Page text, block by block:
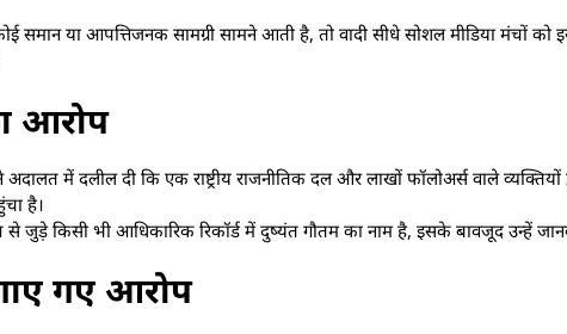
समान या आपत्तिजनक सामग्री सामने आती है, तो वादी सीधे सोशल मीडिया मंचों
आरोप
में दलील दी कि एक राष्ट्रीय राजनीतिक दल और लाखों फॉलोअर्स वाले व्यक्तियों
है।
जुड़े किसी भी आधिकारिक रिकॉर्ड में दुष्यंत गौतम का नाम है, इसके बावजूद उन्हें
गए आरोप